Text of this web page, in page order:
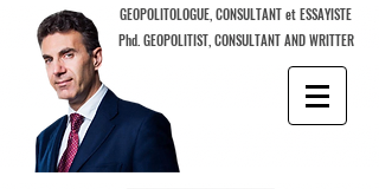
GEOPOLITOLOGUE, CONSULTANT et ESSAYISTE
Phd. GEOPOLITIST, CONSULTANT AND WRITTER